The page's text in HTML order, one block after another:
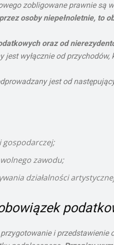
zobligowane prawnie są
osoby niepełnoletnie, to
oraz od
wyłącznie od
jest od
gospodarczej;
zawodu;
działalności
i